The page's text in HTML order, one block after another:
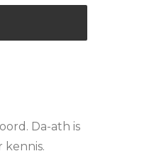
Da-ath is
kennis.